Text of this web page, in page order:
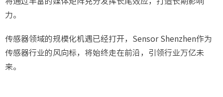
力。
传感器领域的规模化机遇已经打开，Sensor Shenzhen作为
传感器行业的风向标，将始终走在前沿，引领行业万亿未
来。